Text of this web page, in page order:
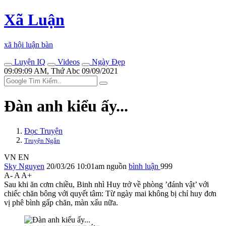
Xã Luận
xã hội luận bàn
Luyện IQ
Videos
Ngày Đẹp
09:09:09 AM, Thứ Abc 09/09/2021
Đàn anh kiểu ấy...
Đọc Truyện
Truyện Ngắn
VN EN
Sky Nguyen 20/03/26 10:01am nguồn bình luận 999
A- A A+
Sau khi ăn cơm chiều, Binh nhì Huy trở về phòng ’đánh vật’ với
chiếc chăn bông với quyết tâm: Từ ngày mai không bị chỉ huy đơn
vị phê bình gấp chăn, màn xấu nữa.